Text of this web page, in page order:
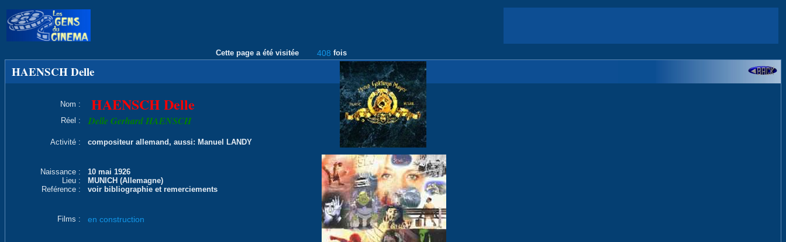
Cette page a été visitée 408 fois
HAENSCH Delle
Nom : HAENSCH Delle
Réel : Delle Gerhard HAENSCH
Activité : compositeur allemand, aussi: Manuel LANDY
Naissance :
10 mai 1926
Lieu :
MUNICH (Allemagne)
Reférence :
voir bibliographie et remerciements
Films : en construction